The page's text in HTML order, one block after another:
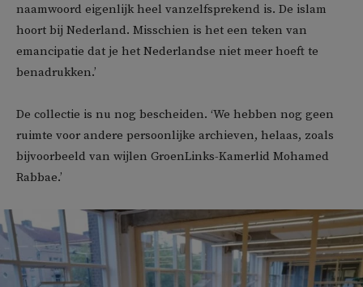
naamwoord eigenlijk heel vanzelfsprekend is. De islam
hoort bij Nederland. Misschien is het een teken van
emancipatie dat je het Nederlandse niet meer hoeft te
benadrukken.’
De collectie is nu nog bescheiden. ‘We hebben nog geen
ruimte voor andere persoonlijke archieven, helaas, zoals
bijvoorbeeld van wijlen GroenLinks-Kamerlid Mohamed
Rabbae.’